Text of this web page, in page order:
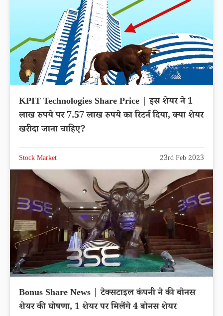
KPIT Technologies Share Price | इस शेयर ने 1
लाख रुपये पर 7.57 लाख रुपये का रिटर्न दिया, क्या शेयर
खरीदा जाना चाहिए?
Stock Market 23rd Feb 2023
Bonus Share News | टेक्सटाइल कंपनी ने की बोनस
शेयर की घोषणा, 1 शेयर पर मिलेंगे 4 बोनस शेयर